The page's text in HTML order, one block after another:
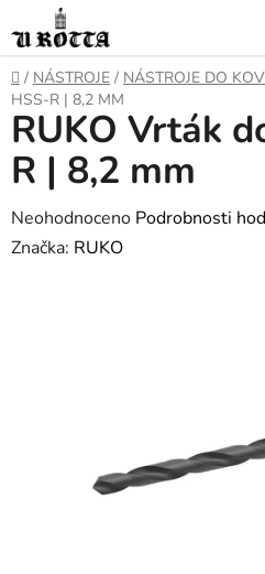
na
obsah
DOMŮ
/ NÁSTROJE / NÁSTROJE DO
HSS-R | 8,2 MM
RUKO Vrták
R | 8,2 mm
Průměrné
hodnocení
Neohodnoceno Podrobnosti
Značka: RUKO